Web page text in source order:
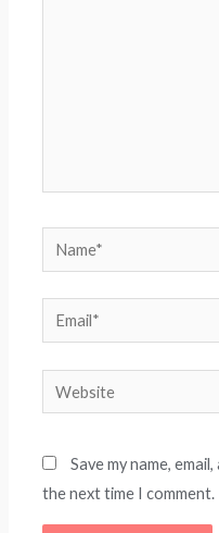
Name*
Email*
Website
Save my name,
the next time I comment.